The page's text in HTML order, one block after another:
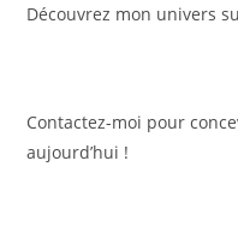
Découvrez mon univers
Contactez-moi pour
aujourd’hui !